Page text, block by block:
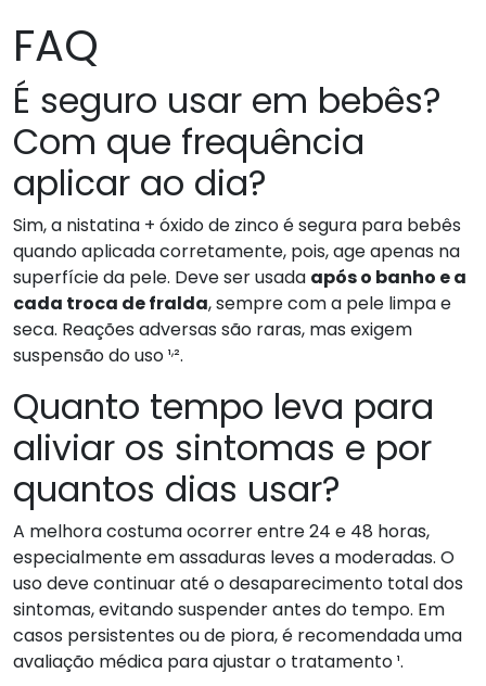
FAQ
É seguro usar em bebês?
Com que frequência
aplicar ao dia?
Sim, a nistatina + óxido de zinco é segura para bebês
quando aplicada corretamente, pois, age apenas na
superfície da pele. Deve ser usada após o banho e a
cada troca de fralda, sempre com a pele limpa e
seca. Reações adversas são raras, mas exigem
suspensão do uso ¹,².
Quanto tempo leva para
aliviar os sintomas e por
quantos dias usar?
A melhora costuma ocorrer entre 24 e 48 horas,
especialmente em assaduras leves a moderadas. O
uso deve continuar até o desaparecimento total dos
sintomas, evitando suspender antes do tempo. Em
casos persistentes ou de piora, é recomendada uma
avaliação médica para ajustar o tratamento ¹.